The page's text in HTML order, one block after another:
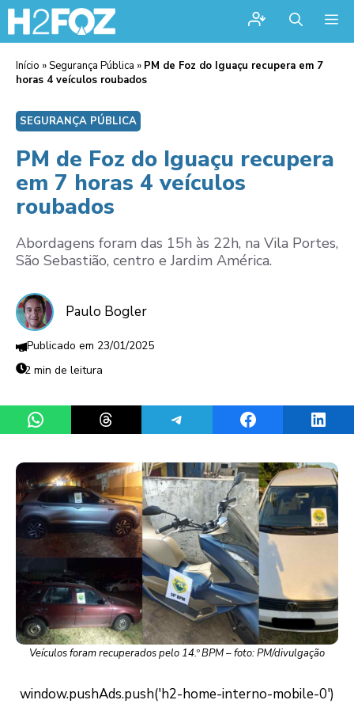
Início »Segurança Pública » PM de Foz do Iguaçu recupera em 7
horas 4 veículos roubados
SEGURANÇA PÚBLICA
PM de Foz do Iguaçu recupera
em 7 horas 4 veículos
roubados
Abordagens foram das 15h às 22h, na Vila Portes,
São Sebastião, centro e Jardim América.
Paulo Bogler
23/01/2025
2 min de leitura
Share on WhatsAppShare on ThreadsShare on TelegramShare on Facebook
Veículos foram recuperados pelo 14.º BPM – foto: PM/divulgação